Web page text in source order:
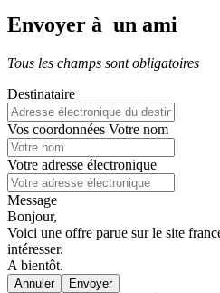
Envoyer à un ami
Tous les champs sont obligatoires
Destinataire
Vos coordonnées Votre nom
Votre adresse électronique
Message
Bonjour,
Voici une offre parue sur le site
intéresser.
A bientôt.
Annuler